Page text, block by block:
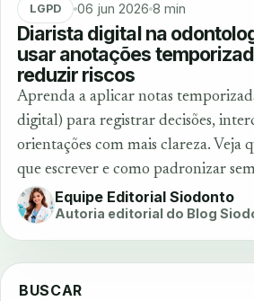
LGPD 06 jun 2026 8 min
Diarista digital na
usar anotações
reduzir riscos
Aprenda a aplicar notas
digital) para registrar decisões,
orientações com mais clareza. Veja
que escrever e como padronizar
Equipe Editorial Siodonto
Autoria editorial do Blog
BUSCAR